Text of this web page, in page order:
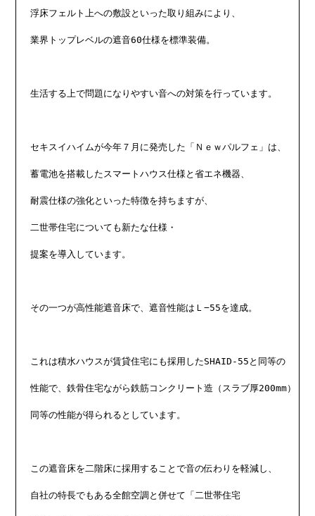
浮床フェルト上への敷設といった取り組みにより、
業界トップレベルの遮音60仕様を標準装備。
生活する上で問題になりやすい音への対策を行っています。
セキスイハイムが今年７月に発売した「Ｎｅｗパルフェ」は、
蓄電池を搭載したスマートハウス仕様と省エネ機器、
耐震仕様の強化といった特徴を持ちますが、
二世帯住宅についても新たな仕様・
提案を導入しています。
その一つが高性能遮音床で、遮音性能はＬ−55を達成。
これは積水ハウスが賃貸住宅にも採用したSHAID-55と同等の
性能で、鉄骨住宅ながら鉄筋コンクリート造（スラブ厚200mm）
同等の性能が得られるとしています。
この遮音床を二階床に採用することで音の伝わりを軽減し、
自社の特長でもある全館空調と併せて「二世帯住宅